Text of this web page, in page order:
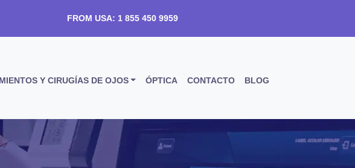
FROM USA: 1 855 450 9959
Y CIRUGÍAS DE OJOS ÓPTICA CONTACTO BLOG